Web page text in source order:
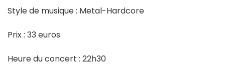
Style de musique : Metal-Hardcore
Prix : 33 euros
Heure du concert : 22h30